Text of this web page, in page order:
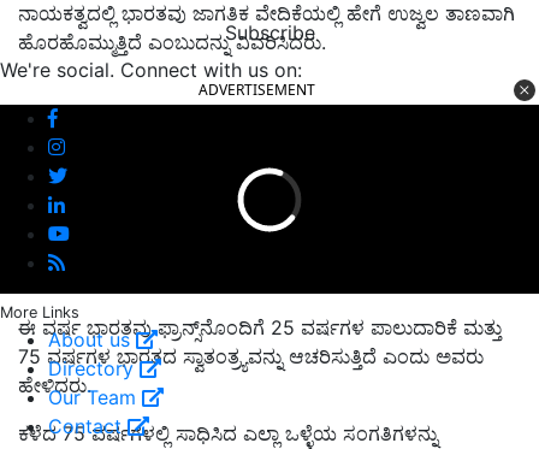
Subscribe
We're social. Connect with us on:
More Links
About us
Directory
Our Team
Contact
ನಾಯಕತ್ವದಲ್ಲಿ ಭಾರತವು ಜಾಗತಿಕ ವೇದಿಕೆಯಲ್ಲಿ ಹೇಗೆ ಉಜ್ವಲ ತಾಣವಾಗಿ
ಹೊರಹೊಮ್ಮುತ್ತಿದೆ ಎಂಬುದನ್ನು ವಿವರಿಸಿದರು.
ADVERTISEMENT
ಈ ವರ್ಷ ಭಾರತವು ಫ್ರಾನ್ಸ್‌ನೊಂದಿಗೆ 25 ವರ್ಷಗಳ ಪಾಲುದಾರಿಕೆ ಮತ್ತು
75 ವರ್ಷಗಳ ಭಾರತದ ಸ್ವಾತಂತ್ರ್ಯವನ್ನು ಆಚರಿಸುತ್ತಿದೆ ಎಂದು ಅವರು
ಹೇಳಿದರು.
ಕಳೆದ 75 ವರ್ಷಗಳಲ್ಲಿ ಸಾಧಿಸಿದ ಎಲ್ಲಾ ಒಳ್ಳೆಯ ಸಂಗತಿಗಳನ್ನು